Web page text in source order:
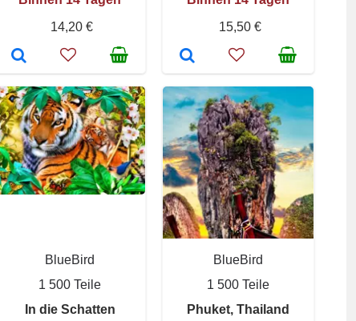
14,20 €
15,50 €
BlueBird
1 500 Teile
In die Schatten
BlueBird
1 500 Teile
Phuket, Thailand